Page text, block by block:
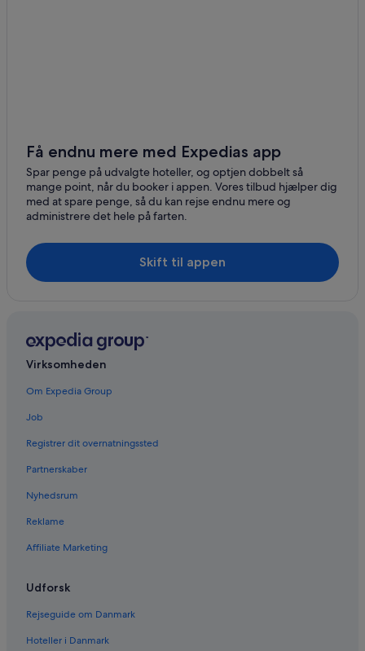
Få endnu mere med Expedias app
Spar penge på udvalgte hoteller, og optjen dobbelt så
mange point, når du booker i appen. Vores tilbud hjælper dig
med at spare penge, så du kan rejse endnu mere og
administrere det hele på farten.
Skift til appen
Virksomheden
Om Expedia Group
Job
Registrer dit overnatningssted
Partnerskaber
Nyhedsrum
Reklame
Affiliate Marketing
Udforsk
Rejseguide om Danmark
Hoteller i Danmark